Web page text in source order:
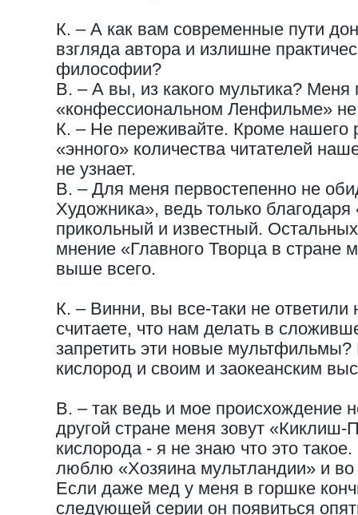
К. – А как вам современные пути
взгляда автора и излишне
философии?
В. – А вы, из какого мультика? Меня
«конфессиональном Ленфильме» не
К. – Не переживайте. Кроме нашего
«энного» количества читателей
не узнает.
В. – Для меня первостепенно не
Художника», ведь только
прикольный и известный.
мнение «Главного Творца в стране
выше всего.
К. – Винни, вы все-таки не
считаете, что нам делать в
запретить эти новые
кислород и своим и заокеанским
В. – так ведь и мое происхождение
другой стране меня зовут «Киклиш-
кислорода - я не знаю что это
люблю «Хозяина мультландии» и
Если даже мед у меня в горшке
следующей серии он появиться